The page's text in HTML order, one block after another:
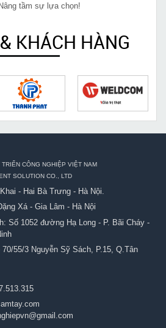
tầm sự lựa chọn!
KHÁCH HÀNG
CÔNG NGHIỆP VIỆT NAM
SOLUTION CO., LTD
- Hai Bà Trưng - Hà Nội.
Xá - Gia Lâm - Hà Nội
Số 1052 đường Hạ Long - P. Bãi Cháy -
55/3 Nguyễn Sỹ Sách, P.15, Q.Tân